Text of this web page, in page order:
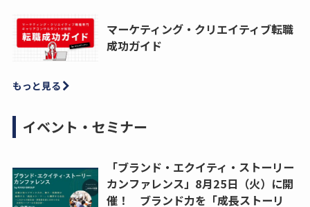
マーケティング・クリエイティブ転職
成功ガイド
もっと見る
イベント・セミナー
「ブランド・エクイティ・ストーリー
カンファレンス」8月25日（火）に開
催！ ブランド力を「成長ストーリ